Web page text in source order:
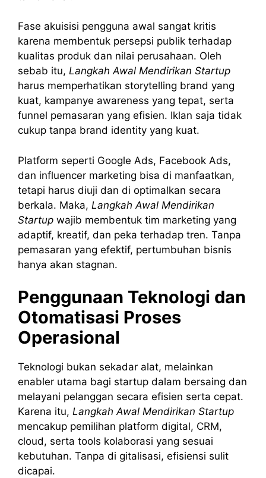
Fase akuisisi pengguna awal sangat kritis
karena membentuk persepsi publik terhadap
kualitas produk dan nilai perusahaan. Oleh
sebab itu, Langkah Awal Mendirikan Startup
harus memperhatikan storytelling brand yang
kuat, kampanye awareness yang tepat, serta
funnel pemasaran yang efisien. Iklan saja tidak
cukup tanpa brand identity yang kuat.
Platform seperti Google Ads, Facebook Ads,
dan influencer marketing bisa di manfaatkan,
tetapi harus diuji dan di optimalkan secara
berkala. Maka, Langkah Awal Mendirikan
Startup wajib membentuk tim marketing yang
adaptif, kreatif, dan peka terhadap tren. Tanpa
pemasaran yang efektif, pertumbuhan bisnis
hanya akan stagnan.
Penggunaan Teknologi dan
Otomatisasi Proses
Operasional
Teknologi bukan sekadar alat, melainkan
enabler utama bagi startup dalam bersaing dan
melayani pelanggan secara efisien serta cepat.
Karena itu, Langkah Awal Mendirikan Startup
mencakup pemilihan platform digital, CRM,
cloud, serta tools kolaborasi yang sesuai
kebutuhan. Tanpa di gitalisasi, efisiensi sulit
dicapai.